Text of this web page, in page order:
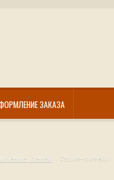
ЗАКАЗА
сетей Стрит-